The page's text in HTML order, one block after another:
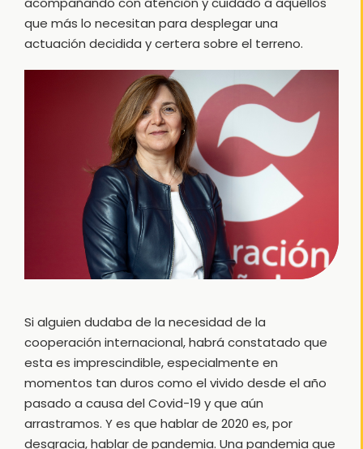
que más lo necesitan para desplegar una
actuación decidida y certera sobre el terreno.
Si alguien dudaba de la necesidad de la
cooperación internacional, habrá constatado que
esta es imprescindible, especialmente en
momentos tan duros como el vivido desde el año
pasado a causa del Covid-19 y que aún
arrastramos. Y es que hablar de 2020 es, por
desgracia, hablar de pandemia. Una pandemia que